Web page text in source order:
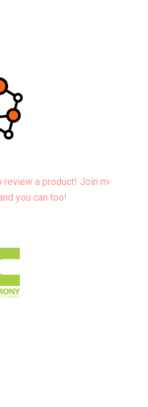
a product! Join me
you can too!